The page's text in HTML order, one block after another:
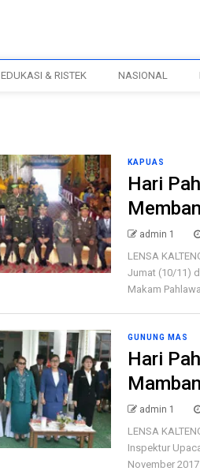
EDUKASI & RISTEK NASIONAL
KAPUAS
Hari
admin 1
LENSA
Jumat (10/11)
Makam
GUNUNG MAS
Hari
admin 1
LENSA
Inspektur
November